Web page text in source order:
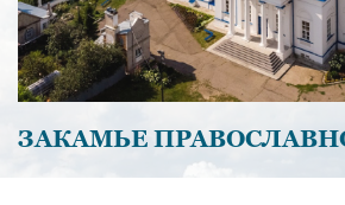
ЗАКАМЬЕ